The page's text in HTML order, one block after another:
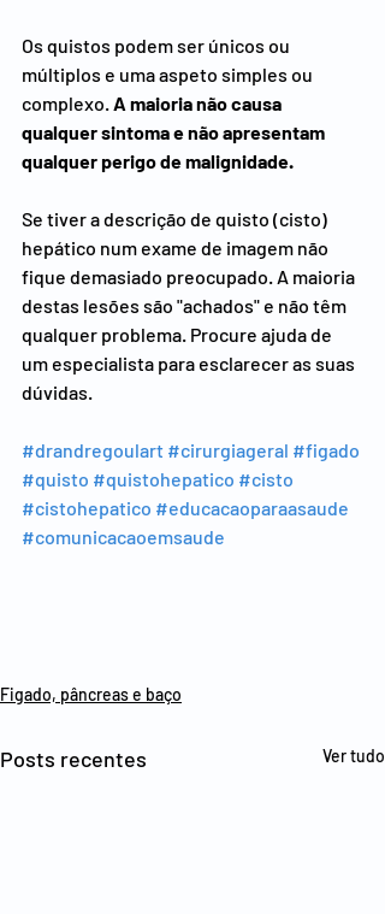
Os quistos podem ser únicos ou
múltiplos e uma aspeto simples ou
complexo. A maioria não causa
qualquer sintoma e não apresentam
qualquer perigo de malignidade.
Se tiver a descrição de quisto (cisto)
hepático num exame de imagem não
fique demasiado preocupado. A maioria
destas lesões são "achados" e não têm
qualquer problema. Procure ajuda de
um especialista para esclarecer as suas
dúvidas.
#drandregoulart #cirurgiageral #figado
#quisto #quistohepatico #cisto
#cistohepatico #educacaoparaasaude
#comunicacaoemsaude
Figado, pâncreas e baço
Posts recentes Ver tudo